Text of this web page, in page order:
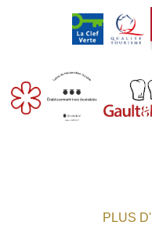
PLUS